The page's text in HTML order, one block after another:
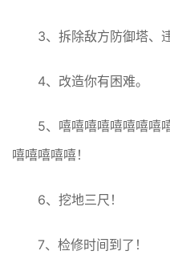
3、拆除敌方防御塔、
4、改造你有困难。
5、嘻嘻嘻嘻嘻嘻嘻嘻
嘻嘻嘻嘻嘻！
6、挖地三尺！
7、检修时间到了！